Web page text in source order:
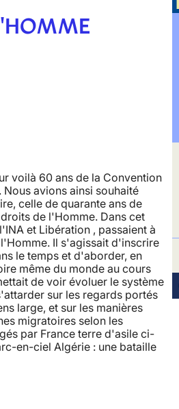
voilà 60 ans de la Convention
avions ainsi souhaité
celle de quarante ans de
de l'Homme. Dans cet
et Libération , passaient à
Il s'agissait d'inscrire
le temps et d'aborder, en
même du monde au cours
de voir évoluer le système
sur les regards portés
large, et sur les manières
migratoires selon les
par France terre d'asile ci-
en-ciel Algérie : une bataille